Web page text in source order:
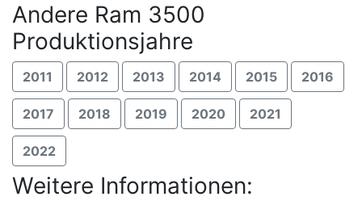
Andere Ram 3500
Produktionsjahre
2011 2012 2013 2014 2015 2016
2017 2018 2019 2020 2021
2022
Weitere Informationen: